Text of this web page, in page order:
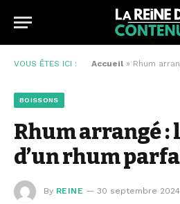
VOUS ÊTES ICI : Accueil » Rhum
BOISSONS
Rhum arrangé :
d’un rhum
By REINE 30 septembre 2024